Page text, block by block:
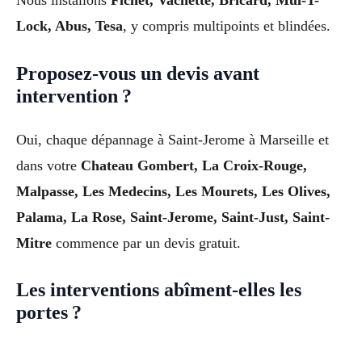
Lock, Abus, Tesa, y compris multipoints et blindées.
Proposez-vous un devis avant
intervention ?
Oui, chaque dépannage à Saint-Jerome à Marseille et
dans votre Chateau Gombert, La Croix-Rouge,
Malpasse, Les Medecins, Les Mourets, Les Olives,
Palama, La Rose, Saint-Jerome, Saint-Just, Saint-
Mitre commence par un devis gratuit.
Les interventions abîment-elles les
portes ?